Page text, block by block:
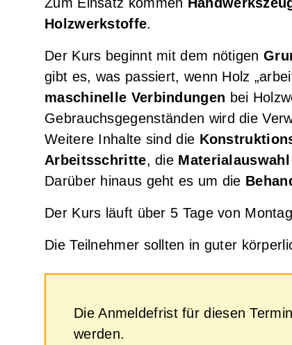
Holzwerkstoffe.
Der Kurs beginnt mit dem nötigen
gibt es, was passiert, wenn Holz
maschinelle Verbindungen bei
Gebrauchsgegenständen wird die
Weitere Inhalte sind die
Arbeitsschritte, die Materialauswahl
Darüber hinaus geht es um die
Der Kurs läuft über 5 Tage von
Die Teilnehmer sollten in guter
Die Anmeldefrist für diesen
werden.
Grundkurs Japanische Holzverbindungen